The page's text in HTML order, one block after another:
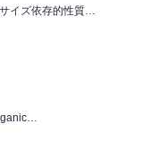
イズ依存的性質…